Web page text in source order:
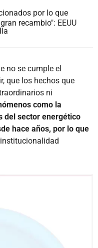
por lo que
recambio": EEUU
no se cumple el
que los hechos que
ni
como la
del sector energético
hace años, por lo que